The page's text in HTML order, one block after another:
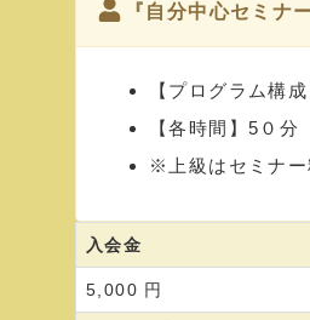
『自分中心セミナ
【プログラム構
【各時間】5０分
※上級はセミナー
入会金
5,000 円